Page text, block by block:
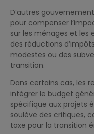
D’autres
pour compenser
sur les ménages et
des réductions
modestes ou des
transition.
Dans certains cas, les
intégrer le budget
spécifique aux projets
soulève des critiques,
taxe pour la transition